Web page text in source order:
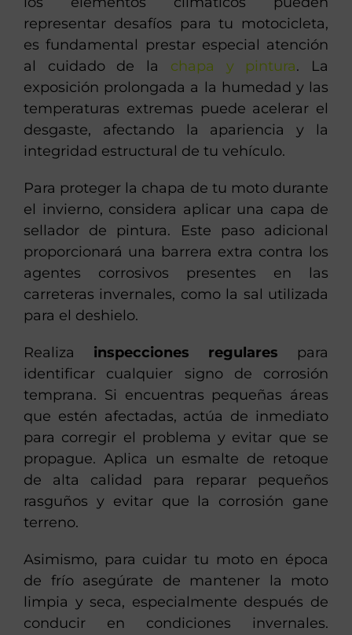
representar desafíos para tu motocicleta,
es fundamental prestar especial atención
al cuidado de la chapa y pintura. La
exposición prolongada a la humedad y las
temperaturas extremas puede acelerar el
desgaste, afectando la apariencia y la
integridad estructural de tu vehículo.
Para proteger la chapa de tu moto durante
el invierno, considera aplicar una capa de
sellador de pintura. Este paso adicional
proporcionará una barrera extra contra los
agentes corrosivos presentes en las
carreteras invernales, como la sal utilizada
para el deshielo.
Realiza inspecciones regulares para
identificar cualquier signo de corrosión
temprana. Si encuentras pequeñas áreas
que estén afectadas, actúa de inmediato
para corregir el problema y evitar que se
propague. Aplica un esmalte de retoque
de alta calidad para reparar pequeños
rasguños y evitar que la corrosión gane
terreno.
Asimismo, para cuidar tu moto en época
de frío asegúrate de mantener la moto
limpia y seca, especialmente después de
conducir en condiciones invernales.